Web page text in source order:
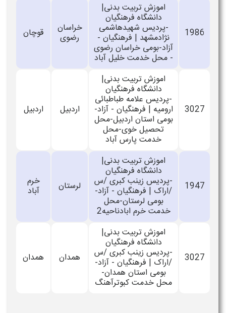
1986
اموزش تربیت بدنی|
دانشگاه فرهنگیان
-پردیس شهیدهاشمی
نژادمشهد | فرهنگیان -
آزاد-بومی خراسان رضوی
- محل خدمت خلیل آباد
خراسان
رضوی قوچان
3027
اموزش تربیت بدنی|
دانشگاه فرهنگیان
-پردیس علامه طباطبائی
ارومیه | فرهنگیان - آزاد-
بومی استان اردبیل-محل
تحصیل خوی-محل
خدمت پارس آباد
اردبیل اردبیل
1947
اموزش تربیت بدنی|
دانشگاه فرهنگیان
-پردیس زینب کبری /س
/اراک | فرهنگیان - آزاد-
بومی لرستان-محل
خدمت خرم ابادناحیه2
لرستان خرم
آباد
3027
اموزش تربیت بدنی|
دانشگاه فرهنگیان
-پردیس زینب کبری /س
/اراک | فرهنگیان - آزاد-
بومی استان همدان-
محل خدمت کبوترآهنگ
همدان همدان